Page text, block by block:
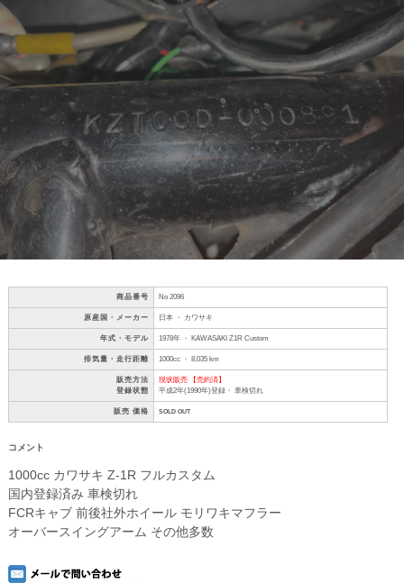
商品番号 No 2096
原産国・メーカー 日本 ・ カワサキ
年式・モデル 1978年 ・ KAWASAKI Z1R Custom
排気量・走行距離 1000cc ・ 8,035 km
販売方法
登録状態
現状販売 【売約済】
平成2年(1990年)登録・ 車検切れ
販売 価格 SOLD OUT
コメント
1000cc カワサキ Z-1R フルカスタム
国内登録済み 車検切れ
FCRキャブ 前後社外ホイール モリワキマフラー
オーバースイングアーム その他多数